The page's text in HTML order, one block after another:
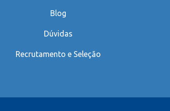
Blog
Dúvidas
Recrutamento e Seleção